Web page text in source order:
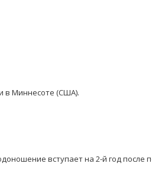
в Миннесоте (США).
вступает на 2-й год после